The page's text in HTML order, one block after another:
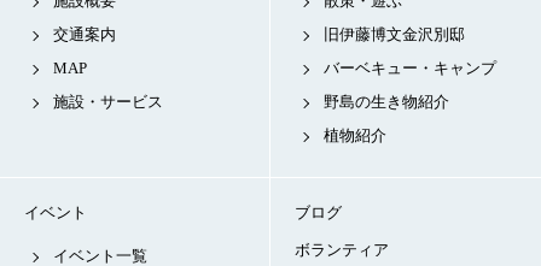
交通案内
MAP
施設・サービス
旧伊藤博文金沢別邸
バーベキュー・キャンプ
野島の生き物紹介
植物紹介
イベント
イベント一覧
ブログ
ボランティア